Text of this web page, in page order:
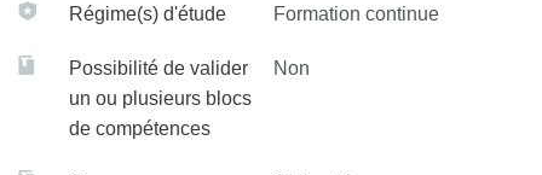
Régime(s) d'étude Formation continue
Possibilité de valider
un ou plusieurs blocs
de compétences
Non